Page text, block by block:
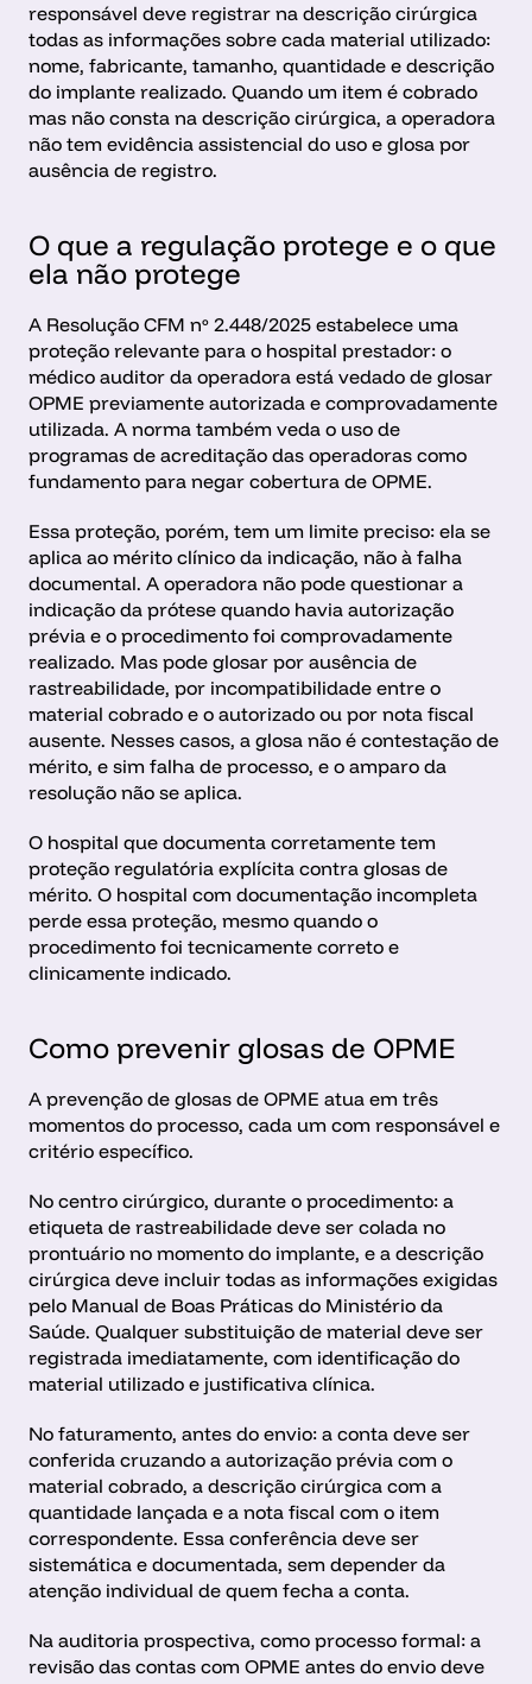
responsável deve registrar na descrição cirúrgica
todas as informações sobre cada material utilizado:
nome, fabricante, tamanho, quantidade e descrição
do implante realizado. Quando um item é cobrado
mas não consta na descrição cirúrgica, a operadora
não tem evidência assistencial do uso e glosa por
ausência de registro.
O que a regulação protege e o que
ela não protege
A Resolução CFM nº 2.448/2025 estabelece uma
proteção relevante para o hospital prestador: o
médico auditor da operadora está vedado de glosar
OPME previamente autorizada e comprovadamente
utilizada. A norma também veda o uso de
programas de acreditação das operadoras como
fundamento para negar cobertura de OPME.
Essa proteção, porém, tem um limite preciso: ela se
aplica ao mérito clínico da indicação, não à falha
documental. A operadora não pode questionar a
indicação da prótese quando havia autorização
prévia e o procedimento foi comprovadamente
realizado. Mas pode glosar por ausência de
rastreabilidade, por incompatibilidade entre o
material cobrado e o autorizado ou por nota fiscal
ausente. Nesses casos, a glosa não é contestação de
mérito, e sim falha de processo, e o amparo da
resolução não se aplica.
O hospital que documenta corretamente tem
proteção regulatória explícita contra glosas de
mérito. O hospital com documentação incompleta
perde essa proteção, mesmo quando o
procedimento foi tecnicamente correto e
clinicamente indicado.
Como prevenir glosas de OPME
A prevenção de glosas de OPME atua em três
momentos do processo, cada um com responsável e
critério específico.
No centro cirúrgico, durante o procedimento: a
etiqueta de rastreabilidade deve ser colada no
prontuário no momento do implante, e a descrição
cirúrgica deve incluir todas as informações exigidas
pelo Manual de Boas Práticas do Ministério da
Saúde. Qualquer substituição de material deve ser
registrada imediatamente, com identificação do
material utilizado e justificativa clínica.
No faturamento, antes do envio: a conta deve ser
conferida cruzando a autorização prévia com o
material cobrado, a descrição cirúrgica com a
quantidade lançada e a nota fiscal com o item
correspondente. Essa conferência deve ser
sistemática e documentada, sem depender da
atenção individual de quem fecha a conta.
Na auditoria prospectiva, como processo formal: a
revisão das contas com OPME antes do envio deve